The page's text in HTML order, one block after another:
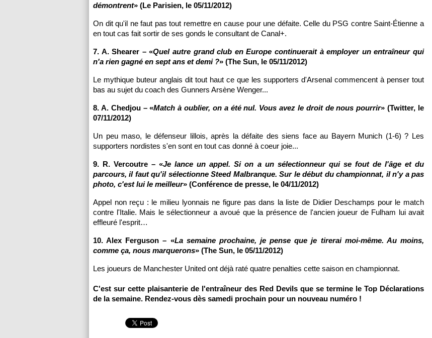
démontrent» (Le Parisien, le 05/11/2012)
On dit qu'il ne faut pas tout remettre en cause pour une défaite. Celle du PSG contre Saint-Étienne a
en tout cas fait sortir de ses gonds le consultant de Canal+.
7. A. Shearer – «Quel autre grand club en Europe continuerait à employer un entraîneur qui
n'a rien gagné en sept ans et demi ?» (The Sun, le 05/11/2012)
Le mythique buteur anglais dit tout haut ce que les supporters d'Arsenal commencent à penser tout
bas au sujet du coach des Gunners Arsène Wenger...
8. A. Chedjou – «Match à oublier, on a été nul. Vous avez le droit de nous pourrir» (Twitter, le
07/11/2012)
Un peu maso, le défenseur lillois, après la défaite des siens face au Bayern Munich (1-6) ? Les
supporters nordistes s'en sont en tout cas donné à coeur joie...
9. R. Vercoutre – «Je lance un appel. Si on a un sélectionneur qui se fout de l'âge et du
parcours, il faut qu'il sélectionne Steed Malbranque. Sur le début du championnat, il n'y a pas
photo, c'est lui le meilleur» (Conférence de presse, le 04/11/2012)
Appel non reçu : le milieu lyonnais ne figure pas dans la liste de Didier Deschamps pour le match
contre l'Italie. Mais le sélectionneur a avoué que la présence de l'ancien joueur de Fulham lui avait
effleuré l'esprit…
10. Alex Ferguson – «La semaine prochaine, je pense que je tirerai moi-même. Au moins,
comme ça, nous marquerons» (The Sun, le 05/11/2012)
Les joueurs de Manchester United ont déjà raté quatre penalties cette saison en championnat.
C'est sur cette plaisanterie de l'entraîneur des Red Devils que se termine le Top Déclarations
de la semaine. Rendez-vous dès samedi prochain pour un nouveau numéro !